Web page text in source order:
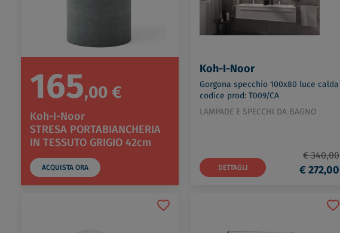
165,00 €
Koh-I-Noor
STRESA PORTABIANCHERIA
IN TESSUTO GRIGIO 42cm
ACQUISTA ORA
Koh-I-Noor
Gorgona specchio 100x80 luce calda
codice prod: T009/CA
LAMPADE E SPECCHI DA BAGNO
DETTAGLI
€ 340,00
€ 272,00